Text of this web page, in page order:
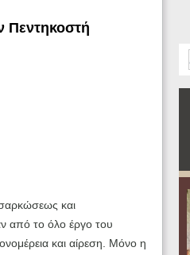
Πεντηκοστή
σαρκώσεως και
από το όλο έργο του
και αίρεση. Μόνο η